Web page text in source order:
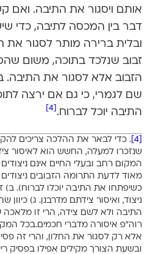
אותם ויסגור את התיבה. ואם
דבר בין המכסה לתיבה, כדי
ובלית ברירה מותר לסגור
זבוב שנלכד בתוכה, משום
הזבוב אלא לסגור את התיבה.
שם לגמרי, כי גם אם ירצה
התיבה יוכל לברוח.
. כדי לבאר את ההלכה צריכים
שנזכרו למעלה, החשש הוא לאיסור
המקום רחב ובעלי החיים אינם
מאוד לדעת התרומה הזבובים ניצודים
כשיפתחו את התיבה יוכלו לברוח). ב)
ניצוד, ואיסור צידתם מדרבנן. ג)
התיבה ולא לשם צידה, הרי זו
רוה”פ איסורה מדברי חכמים.בכל
אלא רק לסגור את החלון, והרי זה
ובשעת הצורך מקילים אפילו בפסיק